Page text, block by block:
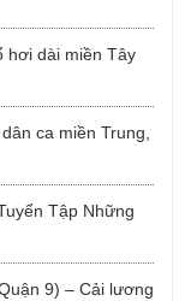
hơi dài miền Tây
ca miền Trung,
Tập Những
9) – Cải lương